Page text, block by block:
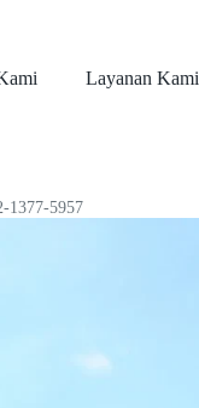
Layanan Kami
1377-5957